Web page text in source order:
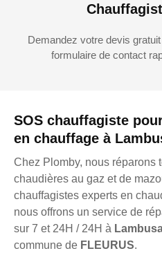
SOS chauffagiste
en chauffage à
Chez Plomby, nous réparons
chaudières au gaz et de
chauffagistes experts en
nous offrons un service de
sur 7 et 24H / 24H à
commune de FLEURUS.
Demandez votre devis
formulaire de contact